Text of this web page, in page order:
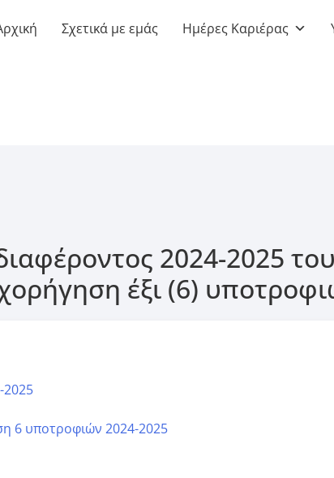
Σχετικά με εμάς Ημέρες Καριέρας
2024-2025
έξι (6)
2025
6 υποτροφιών 2024-2025